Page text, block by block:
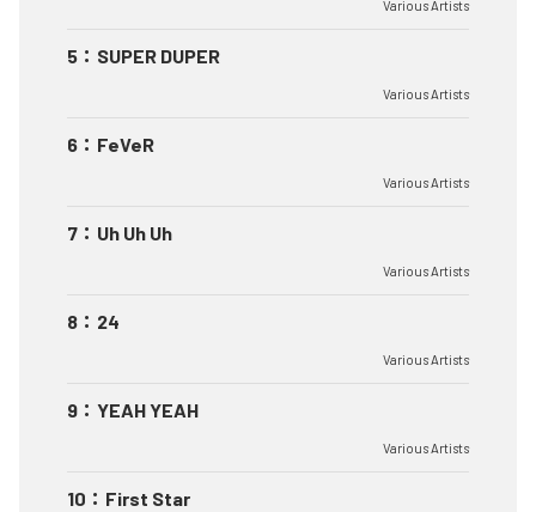
Various Artists
5 ： SUPER DUPER
Various Artists
6 ： FeVeR
Various Artists
7 ： Uh Uh Uh
Various Artists
8 ： 24
Various Artists
9 ： YEAH YEAH
Various Artists
10 ： First Star